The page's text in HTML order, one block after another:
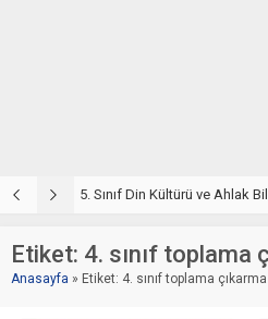
5. Sınıf Kur’an-ı Kerim ve
Etiket: 4. sınıf toplama
Anasayfa » Etiket: 4. sınıf toplama